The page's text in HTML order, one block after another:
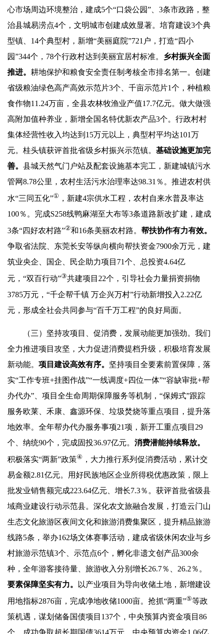
心市场周边环境整治，建成5个“口袋公园”、3条市政路，整
治县城易涝点4个，文明城市创建成效显著。培育建设3个典
型镇、14个典型村，新增“美丽庭院”721户，打造“四小
园”344个，78个行政村达到美丽宜居村标准。
乡村振兴全面
推进。 耕地保护和粮食安全责任制考核全市排名第一。创建
省级粮油绿色高产高效示范片3个、千亩示范片1个，种植粮
食作物11.24万亩，全县农林牧渔业产值17.7亿元。做大做强
高附加值种养业，新增全国名特优新农产品3个。行政村村
集体经营性收入均达到15万元以上，典型村平均达101万
元。桂头镇获评首批省级乡村振兴示范镇。 基础设施更加完
善。 县城天然气门户站及配套设施基本完工，新建城镇污水
管网8.78公里，农村生活污水治理率达98.31％。推进农村供
水“三同五化”① ，新建4宗供水工程，农村自来水普及率达
100％。完成S258线鸭麻湖至大布等3条道路新改扩建，建成
3条“四好农村路”②和16条美丽农村路。 帮扶协作有力有效。
争取省法院、东莞长安等纵向横向帮扶资金7900余万元，建
筑业央企、国企、民企助力项目71个、总投资4.64亿
元，“双百行动”③共建项目22个，引导社会力量捐资捐物
3785万元，“千企帮千镇 万企兴万村”行动新增投入2.22亿
元，形成全社会共同参与“百千万工程”的良好局面。
（三）坚持攻项目、促消费，发展动能更加强劲。我们
全力推进项目攻坚，大力促进消费提档升级，积极培育发展
新动能。 项目建设高效有序。 坚持项目全要素前置保障，落
实“工作专班+挂图作战”“一线调度+四位一体”“容缺审批+帮
办代办”、项目全生命周期保障服务等机制，“保姆式”跟踪
服务欧莱、禾康、鑫源环保、垃圾焚烧等重点项目，提升落
地效率。全年帮办代办服务事项21项，新开工重点项目29
个、纳统90个，完成固投36.97亿元。 消费潜能持续释放。
积极落实“两新”政策④ ，大力推行系列促消费活动，累计交
易金额2.81亿元。用好民族地区企业所得税优惠政策，限上
批发业销售额完成223.64亿元、增长7.3％。获评首批省级县
域商业建设行动示范县。深化农文旅融合发展，打造云门山
生态文化旅游区夜间文化和旅游消费集聚区，提升精品旅游
线路5条，举办162场文体赛事活动，建成省级休闲农业与乡
村旅游示范镇3个、示范点6个，孵化非遗文创产品300余
种，全年游客接待量、旅游收入分别增长26.7％、26.2％。
要素保障坚实有力。
以产业项目为导向收储土地，新增建设
用地指标2876亩，完成净地收储1000亩。抢抓“两重”⑤等政
策机遇，谋划储备国债项目137个，中央预算内资金项目86